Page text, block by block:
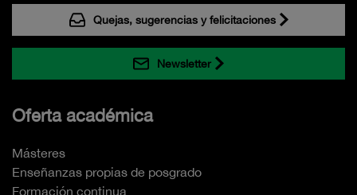
Quejas, sugerencias y felicitaciones
Newsletter
Oferta académica
Másteres
Enseñanzas propias de posgrado
Formación continua